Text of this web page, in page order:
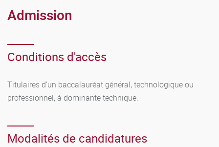
Admission
Conditions d'accès
Titulaires d'un baccalauréat général, technologique ou
professionnel, à dominante technique.
Modalités de candidatures